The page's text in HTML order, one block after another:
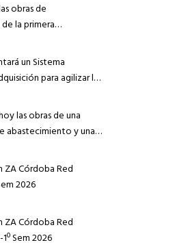
obras de
la primera
para
de agua de
un Sistema
para agilizar la
en sus redes e
las obras de una
abastecimiento y una
en Ingeniero
ZA Córdoba Red
2026
ZA Córdoba Red
Sem 2026